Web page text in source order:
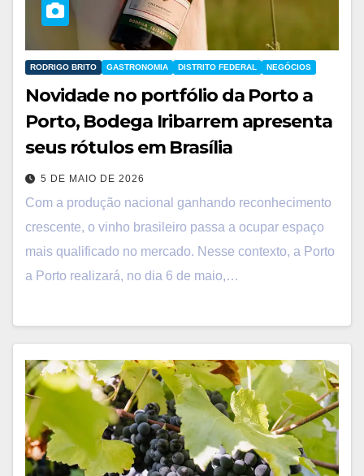
GASTRONOMIA DISTRITO FEDERAL NEGÓCIOS
RODRIGO BRITO
Novidade no portfólio da Porto a
Porto, Bodega Iribarrem apresenta
seus rótulos em Brasília
5 DE MAIO DE 2026
Com a produção nacional ganhando reconhecimento
crescente, o vinho brasileiro passa a ocupar espaço
mais qualificado no mercado. Nesse contexto, a Porto
a Porto realizará, no dia 6 de maio,…